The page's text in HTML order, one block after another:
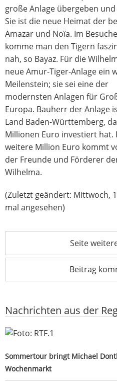
große Anlage übergeben
Sie ist die neue Heimat der
Amazar und Noïa. Im
komme man den Tigern
nah, so Bayaz. Für die
neue Amur-Tiger-Anlage ein
Meilenstein; sie sei eine der
modernsten Anlagen für
Europa. Bauherr der Anlage
Land Baden-Württemberg,
Millionen Euro investiert hat.
weitere Million Euro kommt
der Freunde und Förderer
Wilhelma.
(Zuletzt geändert: Mittwoch,
mal angesehen)
Seite
Beitrag
Nachrichten aus der
Sommertour bringt Michael
Sommertour bringt Michael
Wochenmarkt